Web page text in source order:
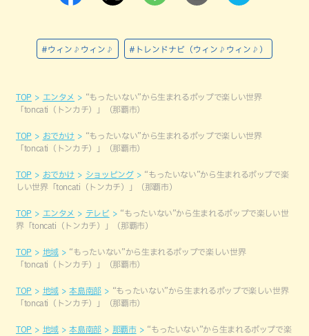
#ウィン♪ウィン♪ #トレンドナビ（ウィン♪ウィン♪）
TOP エンタメ
“もったいない”から生まれるポップで楽しい世界
「toncati（トンカチ）」（那覇市）
TOP おでかけ
“もったいない”から生まれるポップで楽しい世界
「toncati（トンカチ）」（那覇市）
TOP おでかけ ショッピング
“もったいない”から生まれるポップで楽
しい世界「toncati（トンカチ）」（那覇市）
TOP エンタメ テレビ
“もったいない”から生まれるポップで楽しい世
界「toncati（トンカチ）」（那覇市）
TOP 地域
“もったいない”から生まれるポップで楽しい世界
「toncati（トンカチ）」（那覇市）
TOP 地域 本島南部
“もったいない”から生まれるポップで楽しい世界
「toncati（トンカチ）」（那覇市）
TOP 地域 本島南部 那覇市
“もったいない”から生まれるポップで楽